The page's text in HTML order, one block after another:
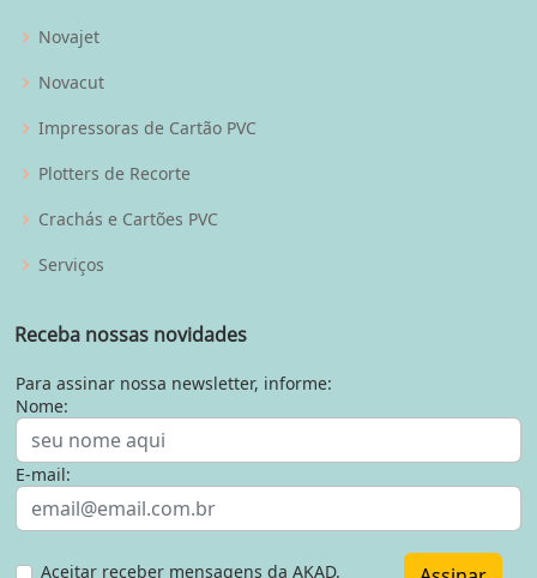
Novajet
Novacut
Impressoras de Cartão PVC
Plotters de Recorte
Crachás e Cartões PVC
Serviços
Receba nossas novidades
Para assinar nossa newsletter, informe:
Nome:
E-mail:
Aceitar receber mensagens da AKAD.